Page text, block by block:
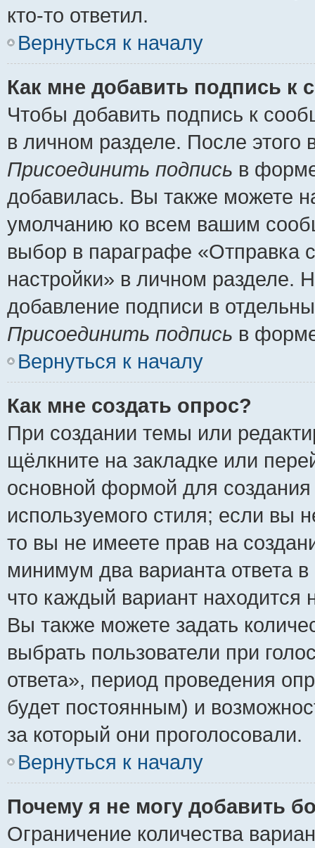
кто-то ответил.
Вернуться к началу
Как мне добавить подпись к
Чтобы добавить подпись к
в личном разделе. После
Присоединить подпись в
добавилась. Вы также можете
умолчанию ко всем вашим
выбор в параграфе «Отправка
настройки» в личном разделе.
добавление подписи в
Присоединить подпись в
Вернуться к началу
Как мне создать опрос?
При создании темы или
щёлкните на закладке или
основной формой для
используемого стиля; если вы
то вы не имеете прав на
минимум два варианта ответа
что каждый вариант находится
Вы также можете задать
выбрать пользователи при
ответа», период проведения
будет постоянным) и
за который они проголосовали.
Вернуться к началу
Почему я не могу добавить
Ограничение количества